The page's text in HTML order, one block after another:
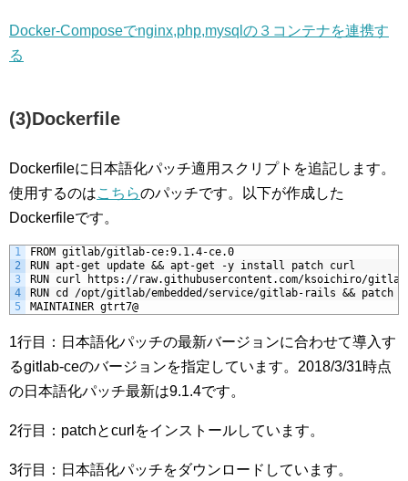
Docker-Composeでnginx,php,mysqlの３コンテナを連携す
る
(3)Dockerfile
Dockerfileに日本語化パッチ適用スクリプトを追記します。
使用するのはこちらのパッチです。以下が作成した
Dockerfileです。
1
2
3
4
5
FROM gitlab/gitlab-ce:9.1.4-ce.0
RUN apt-get update && apt-get -y install patch curl
RUN curl https://raw.githubusercontent.com/ksoichiro/
RUN cd /opt/gitlab/embedded/service/gitlab-rails && patch
MAINTAINER gtrt7@
1行目：日本語化パッチの最新バージョンに合わせて導入す
るgitlab-ceのバージョンを指定しています。2018/3/31時点
の日本語化パッチ最新は9.1.4です。
2行目：patchとcurlをインストールしています。
3行目：日本語化パッチをダウンロードしています。